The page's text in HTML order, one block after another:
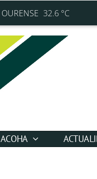
OURENSE 32.6 °C
ACOHA